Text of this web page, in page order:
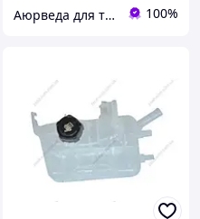
Аюрведа для тебе 100%